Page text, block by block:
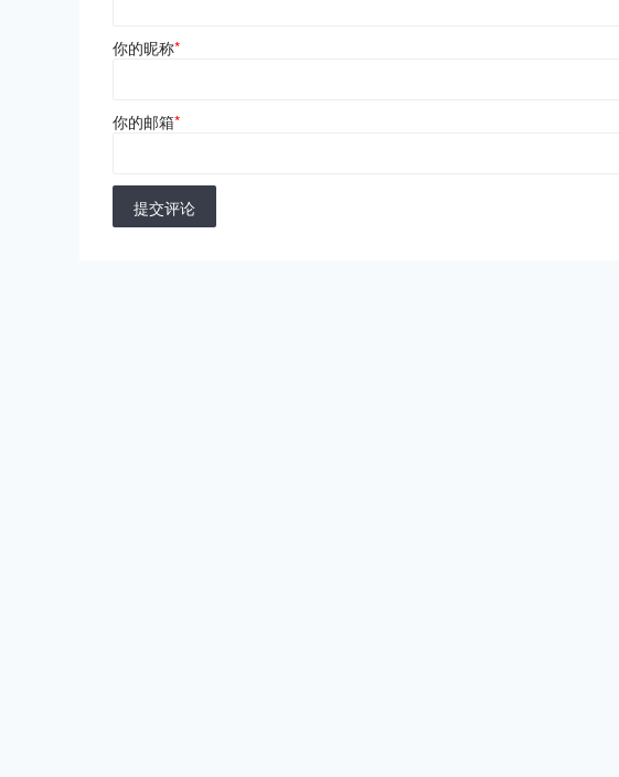
你的昵称*
你的邮箱*
提交评论